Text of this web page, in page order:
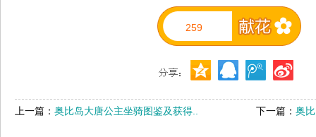
259
上一篇： 奥比岛大唐公主坐骑图鉴及获得.. 下一篇： 奥